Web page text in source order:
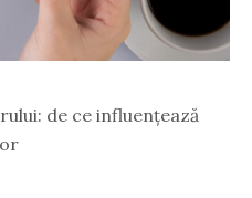
de ce influențează